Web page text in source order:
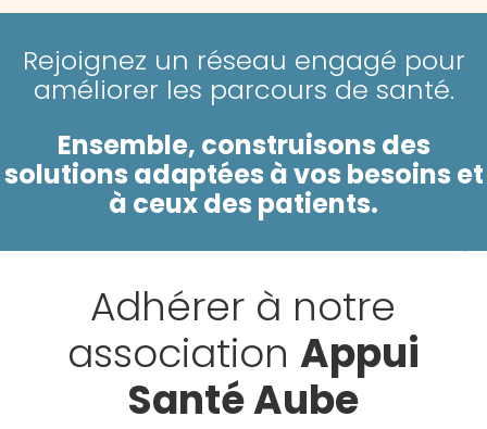
Rejoignez un réseau engagé pour
améliorer les parcours de santé.
Ensemble, construisons des
solutions adaptées à vos besoins et
à ceux des patients.
Adhérer à notre
association Appui
Santé Aube